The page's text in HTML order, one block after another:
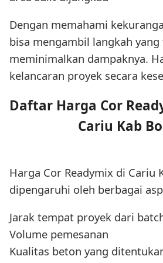
Dengan memahami
bisa mengambil langkah
meminimalkan dampaknya.
kelancaran proyek secara
Daftar Harga Cor
Cariu Kab
Harga Cor Readymix di Cariu
dipengaruhi oleh berbagai
Jarak tempat proyek dari
Volume pemesanan
Kualitas beton yang